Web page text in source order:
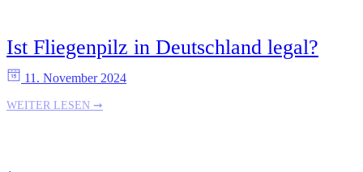
Ist Fliegenpilz in Deutschland legal?
11. November 2024
WEITER LESEN ➞